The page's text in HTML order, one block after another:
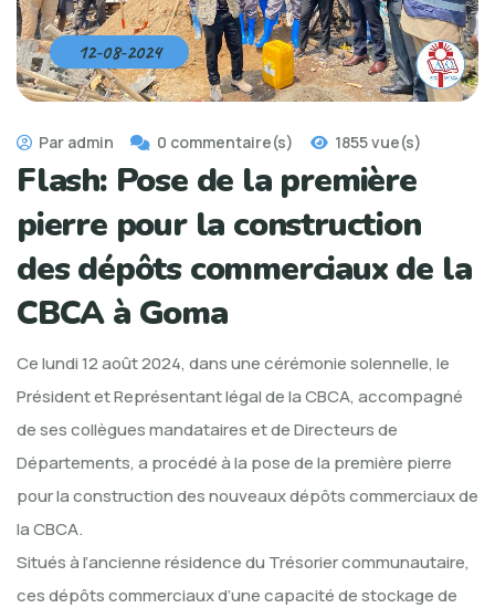
12-08-2024
Par admin 0 commentaire(s) 1855 vue(s)
Flash: Pose de la première
pierre pour la construction
des dépôts commerciaux de la
CBCA à Goma
Ce lundi 12 août 2024, dans une cérémonie solennelle, le
Président et Représentant légal de la CBCA, accompagné
de ses collègues mandataires et de Directeurs de
Départements, a procédé à la pose de la première pierre
pour la construction des nouveaux dépôts commerciaux de
la CBCA.
Situés à l’ancienne résidence du Trésorier communautaire,
ces dépôts commerciaux d’une capacité de stockage de